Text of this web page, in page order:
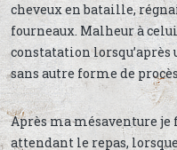
cheveux en bataille,
fourneaux. Malheur à
constatation
sans autre forme de
Après ma mésaventure
attendant le repas,